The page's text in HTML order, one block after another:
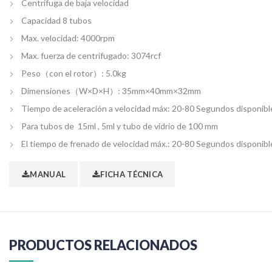
Centrífuga de baja velocidad
Capacidad 8 tubos
Max. velocidad: 4000rpm
Max. fuerza de centrifugado: 3074rcf
Peso（con el rotor）: 5.0kg
Dimensiones（W×D×H）: 35mm×40mm×32mm
Tiempo de aceleración a velocidad máx: 20-80 Segundos
Para tubos de 15ml , 5ml y tubo de vidrio de 100 mm
El tiempo de frenado de velocidad máx.: 20-80 Segundos
MANUAL FICHA TÉCNICA
PRODUCTOS RELACIONADOS